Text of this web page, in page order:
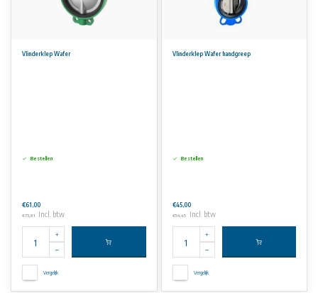
Vlinderklep Wafer
Bestellen
€61,00
€73,81 Incl. btw
Vergelijk
Vlinderklep Wafer handgreep
Bestellen
€45,00
€54,45 Incl. btw
Vergelijk